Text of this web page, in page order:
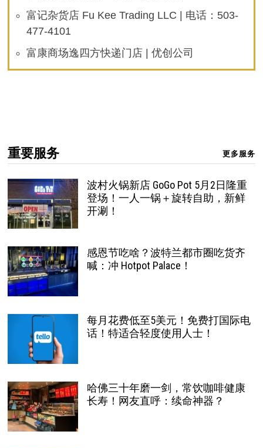
富记杂货店 Fu Kee Trading LLC | 电话：503-
477-4101
富康商场逸四方快递门店 | 优创公司
重要服务 更多服务
波村火锅新店 GoGo Pot 5月2日隆重
登场！一人一锅＋旋转自助，新鲜
开涮！
感恩节吃啥？波特兰都市圈吃货齐
喊：冲 Hotpot Palace！
每月花费低至5美元！免费打国际电
话！特适合轻度使用人士！
哈佛三十年磨一剑，常饮咖啡健康
长寿！网友直呼：续命神器？